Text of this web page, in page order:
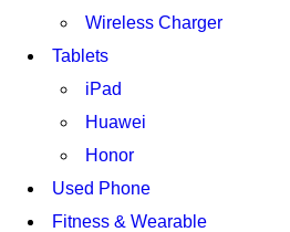
Wireless Charger
Tablets
iPad
Huawei
Honor
Used Phone
Fitness & Wearable